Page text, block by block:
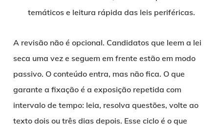
temáticos e leitura rápida das leis periféricas.
A revisão não é opcional. Candidatos que leem a lei
seca uma vez e seguem em frente estão em modo
passivo. O conteúdo entra, mas não fica. O que
garante a fixação é a exposição repetida com
intervalo de tempo: leia, resolva questões, volte ao
texto dois ou três dias depois. Esse ciclo é o que